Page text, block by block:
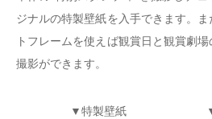
ジナルの特製壁紙を入手できます。
トフレームを使えば観賞日と観賞劇
撮影ができます。
▼特製壁紙